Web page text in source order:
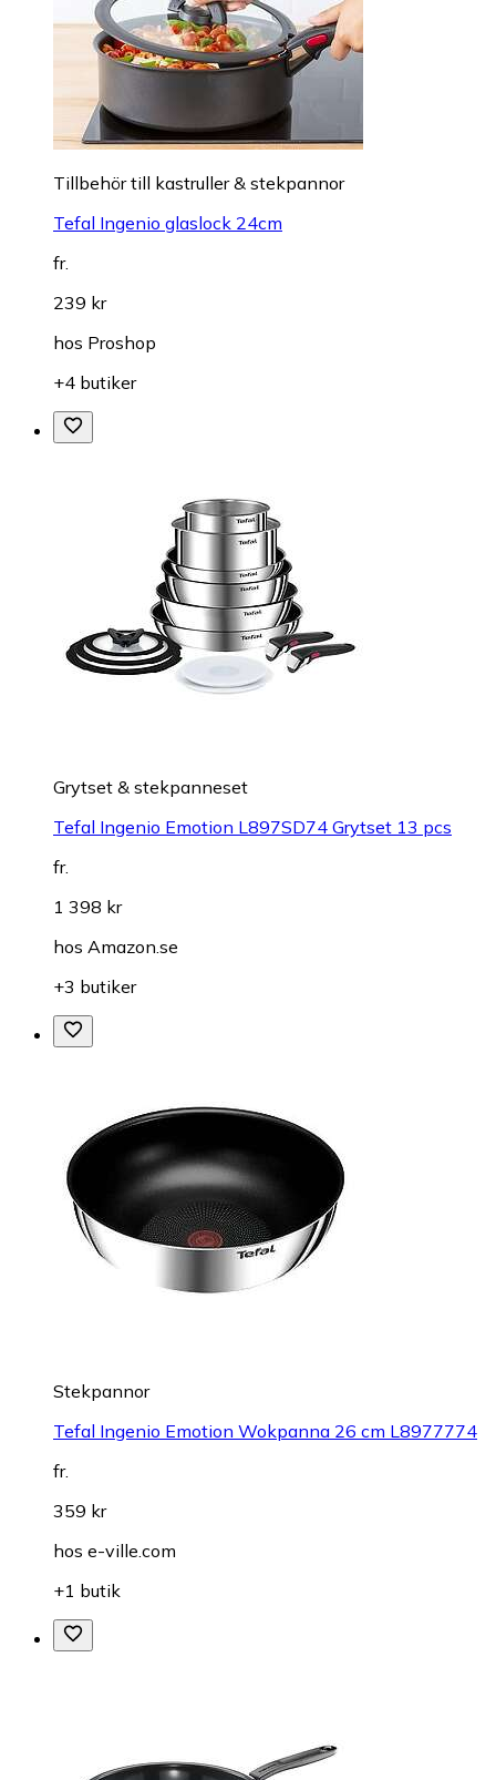
Tillbehör till kastruller & stekpannor
Tefal Ingenio glaslock 24cm
fr.
239 kr
hos Proshop
+4 butiker
Grytset & stekpanneset
Tefal Ingenio Emotion L897SD74 Grytset 13 pcs
fr.
1 398 kr
hos Amazon.se
+3 butiker
Stekpannor
Tefal Ingenio Emotion Wokpanna 26 cm L8977774
fr.
359 kr
hos e-ville.com
+1 butik